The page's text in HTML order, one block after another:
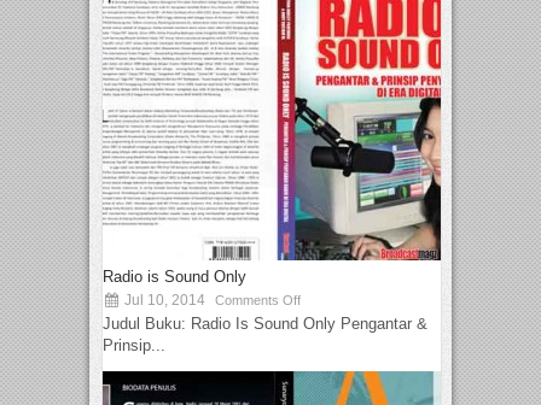
Radio is Sound Only
Jul 10, 2014 Comments Off
Judul Buku: Radio Is Sound Only Pengantar &
Prinsip...